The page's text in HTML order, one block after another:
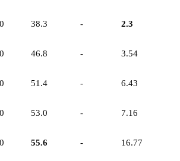
38.3 - 2.3
46.8 - 3.54
51.4 - 6.43
53.0 - 7.16
55.6 - 16.77